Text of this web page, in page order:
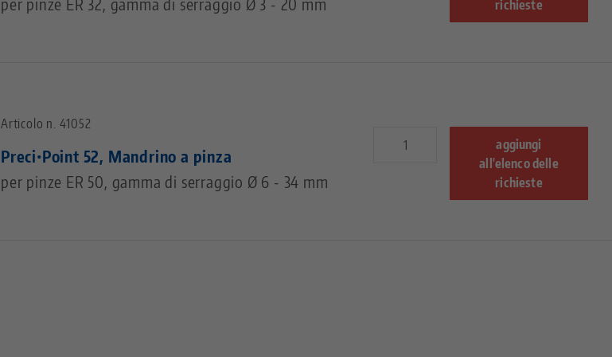
richieste
Articolo n. 41052
Preci•Point 52, Mandrino a pinza
per pinze ER 50, gamma di serraggio Ø 6 - 34 mm
aggiungi
all'elenco delle
richieste